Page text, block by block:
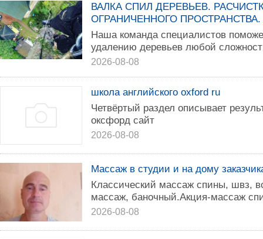
ВАЛКА СПИЛ ДЕРЕВЬЕВ.
ОГРАНИЧЕННОГО ПРОСТРАНСТВА.
Наша команда специалистов
удалению деревьев любой
2026-08-08
школа английского oxford ru
Четвёртый раздел описывает
оксфорд сайт
2026-08-08
Массаж в студии и на дому
Классический массаж спины, швз,
массаж, баночный.Акция-массаж
2026-08-08